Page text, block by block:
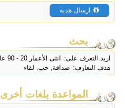
ارسال هدية
بحث
اريد التعرف على: انثى الأعمار 20 - 90 عاما
هدف التعارف: صداقة, حب, لقاء
المواعدة بلغات أخرى